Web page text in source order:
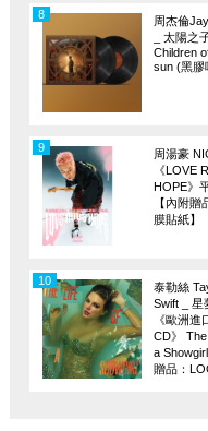
周杰倫
_ 太陽之
Children
sun (黑膠
8
周湯豪
《LOVE
HOPE》
【內附贈
膜貼紙】
9
泰勒絲
Swift _ 星
《歐洲進
CD》
a
贈品：
10